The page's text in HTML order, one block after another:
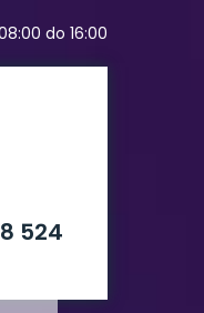
do 16:00
524